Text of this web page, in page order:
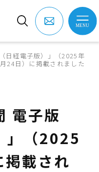
日経電子版）」（2025年
24日）に掲載されました
電子版
」（2025
載され